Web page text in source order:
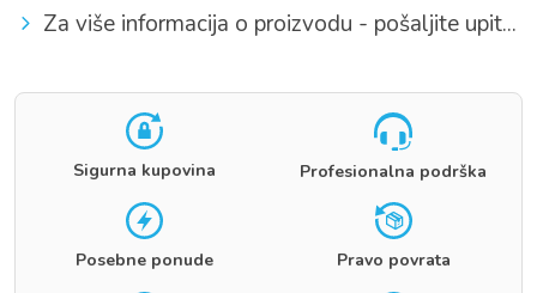
Za više informacija o proizvodu - pošaljite upit...
Sigurna kupovina Profesionalna podrška
Posebne ponude Pravo povrata